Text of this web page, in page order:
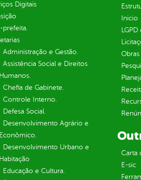
Digitais
prefeita.
Administração e Gestão.
Assistência Social e Direitos
Humanos.
Chefia de Gabinete.
Controle Interno.
Defesa Social.
Desenvolvimento Agrário e
Econômico.
Desenvolvimento Urbano e
Habitação
Educação e Cultura.
Inicio
Obras
Carta
E-sic